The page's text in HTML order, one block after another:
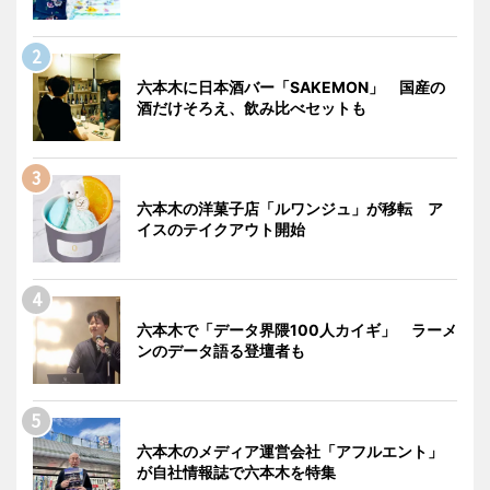
六本木に日本酒バー「SAKEMON」 国産の
酒だけそろえ、飲み比べセットも
六本木の洋菓子店「ルワンジュ」が移転 ア
イスのテイクアウト開始
六本木で「データ界隈100人カイギ」 ラーメ
ンのデータ語る登壇者も
六本木のメディア運営会社「アフルエント」
が自社情報誌で六本木を特集